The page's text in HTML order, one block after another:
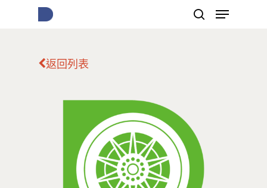
按下Enter開始搜尋，或Esc關閉跳窗
返回列表